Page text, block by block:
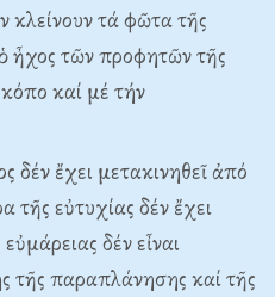
τά φῶτα τῆς
ἦχος τῶν προφητῶν τῆς
καί μέ τήν
δέν ἔχει μετακινηθεῖ ἀπό
εὐτυχίας δέν ἔχει
δέν εἶναι
τῆς παραπλάνησης καί τῆς